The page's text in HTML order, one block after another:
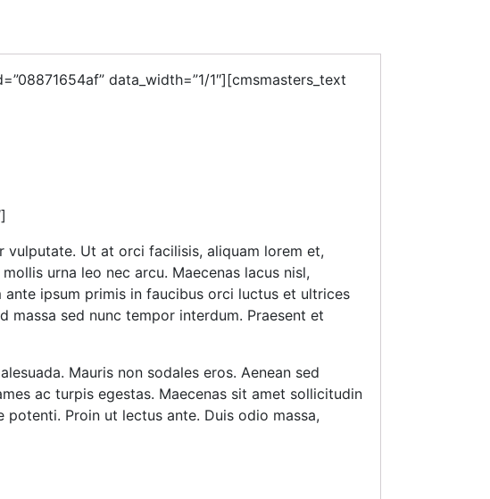
data_width=”1/1″][cmsmasters_text
vulputate. Ut at orci facilisis, aliquam lorem et,
urna leo nec arcu. Maecenas lacus nisl,
ipsum primis in faucibus orci luctus et ultrices
massa sed nunc tempor interdum. Praesent et
Mauris non sodales eros. Aenean sed
ac turpis egestas. Maecenas sit amet sollicitudin
Proin ut lectus ante. Duis odio massa,